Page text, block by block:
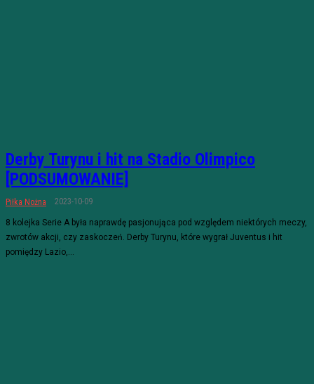
Derby Turynu i hit na Stadio Olimpico
[PODSUMOWANIE]
Piłka Nożna 2023-10-09
8 kolejka Serie A była naprawdę pasjonująca pod względem niektórych meczy,
zwrotów akcji, czy zaskoczeń. Derby Turynu, które wygrał Juventus i hit
pomiędzy Lazio,...